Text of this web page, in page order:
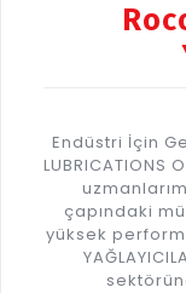
Endüstri İçin
çapındaki
yüksek